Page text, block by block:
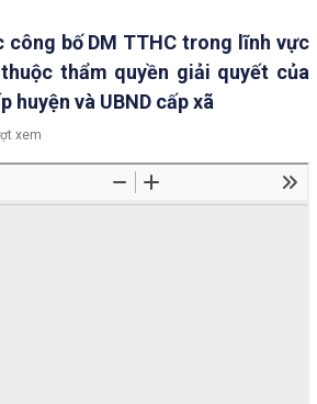
công bố DM TTHC trong lĩnh vực
thẩm quyền giải quyết của
huyện và UBND cấp xã
xem